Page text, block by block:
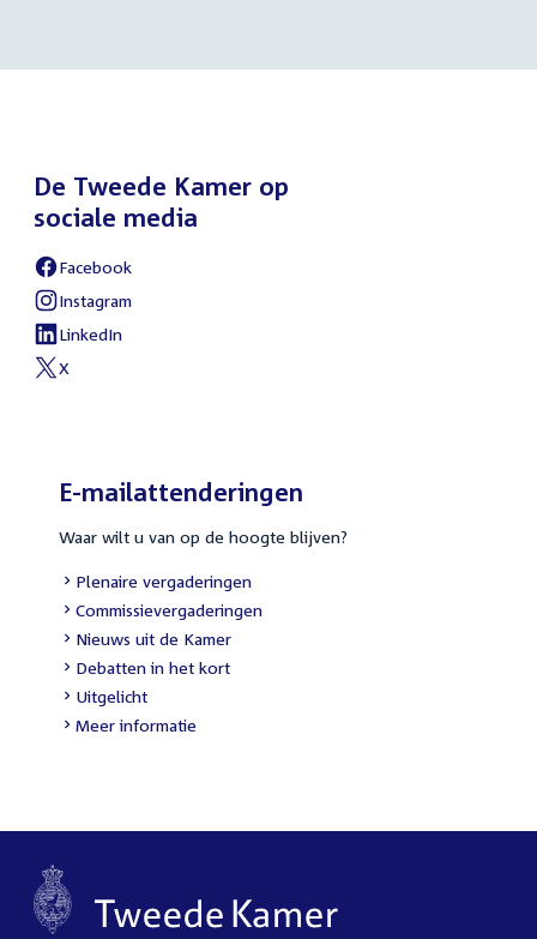
De Tweede Kamer op
sociale media
Facebook
Instagram
LinkedIn
X
E-mailattenderingen
Waar wilt u van op de hoogte blijven?
Plenaire vergaderingen
Commissievergaderingen
Nieuws uit de Kamer
Debatten in het kort
Uitgelicht
Meer informatie